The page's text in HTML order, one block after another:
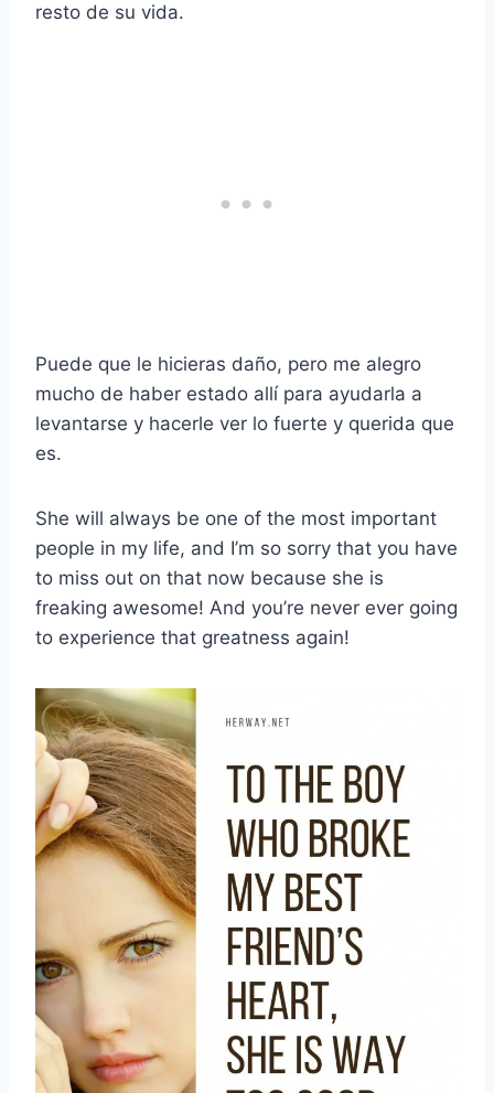
resto de su vida.
Puede que le hicieras daño, pero me alegro
mucho de haber estado allí para ayudarla a
levantarse y hacerle ver lo fuerte y querida que
es.
She will always be one of the most important
people in my life, and I’m so sorry that you have
to miss out on that now because she is
freaking awesome! And you’re never ever going
to experience that greatness again!